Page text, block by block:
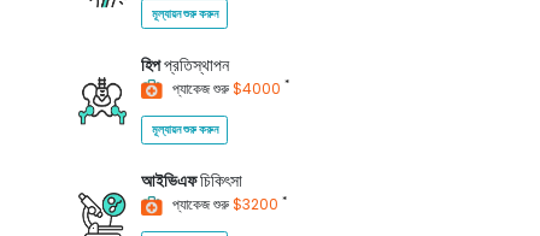
মূল্যায়ন শুরু করুন
হিপপ্রতিস্থাপন
প্যাকেজ শুরু$4000 *
মূল্যায়ন শুরু করুন
আইভিএফচিকিৎসা
প্যাকেজ শুরু$3200 *